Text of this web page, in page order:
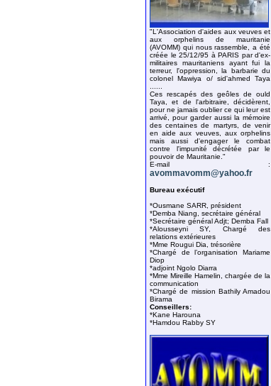
"L'Association d'aides aux veuves et
aux orphelins de mauritanie
(AVOMM) qui nous rassemble, a été
créée le 25/12/95 à PARIS par d'ex-
militaires mauritaniens ayant fui la
terreur, l'oppression, la barbarie du
colonel Mawiya o/ sid'ahmed Taya
Ces rescapés des geôles de ould
Taya, et de l'arbitraire, décidèrent,
pour ne jamais oublier ce qui leur est
arrivé, pour garder aussi la mémoire
des centaines de martyrs, de venir
en aide aux veuves, aux orphelins
mais aussi d'engager le combat
contre l'impunité décrétée par le
pouvoir de Mauritanie."
E-mail :
avommavomm@yahoo.fr
Bureau exécutif
*Ousmane SARR, président
*Demba Niang, secrétaire général
*Secrétaire général Adjt; Demba Fall
*Alousseyni SY, Chargé des
relations extérieures
*Mme Rougui Dia, trésorière
*Chargé de l’organisation Mariame
Diop
*adjoint Ngolo Diarra
*Mme Mireille Hamelin, chargée de la
communication
*Chargé de mission Bathily Amadou
Birama
Conseillers:
*Kane Harouna
*Hamdou Rabby SY